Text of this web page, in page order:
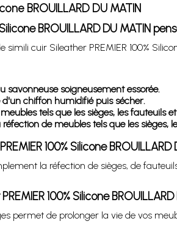
BROUILLARD DU MATIN
BROUILLARD DU MATIN
cuir Sileather PREMIER 100%
soigneusement essorée.
chiffon humidifié puis sécher.
tels que les sièges, les fauteuils
de meubles tels que les sièges,
100% Silicone BROUILLARD
la réfection de sièges, de
100% Silicone BROUILLARD
permet de prolonger la vie de vos